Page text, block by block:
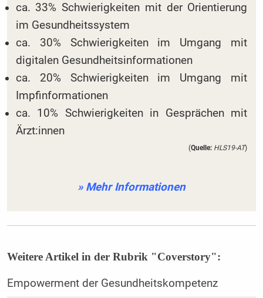
ca. 33% Schwierigkeiten mit der Orientierung
im Gesundheitssystem
ca. 30% Schwierigkeiten im Umgang mit
digitalen Gesundheitsinformationen
ca. 20% Schwierigkeiten im Umgang mit
Impfinformationen
ca. 10% Schwierigkeiten in Gesprächen mit
Ärzt:innen
(Quelle: HLS19-AT)
» Mehr Informationen
Weitere Artikel in der Rubrik "Coverstory":
Empowerment der Gesundheitskompetenz